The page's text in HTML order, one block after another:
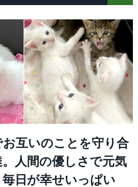
互いのことを守り合
人間の優しさで元気
日が幸せいっぱい